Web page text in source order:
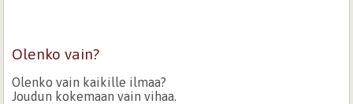
Olenko vain?
Olenko vain kaikille ilmaa?
Joudun kokemaan vain vihaa.